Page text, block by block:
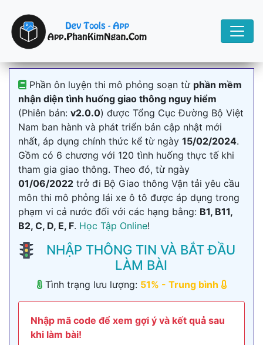
Phần ôn luyện thi mô phỏng soạn từ phần mềm
nhận diện tình huống giao thông nguy hiểm
(Phiên bản: v2.0.0) được Tổng Cục Đường Bộ Việt
Nam ban hành và phát triển bản cập nhật mới
nhất, áp dụng chính thức kể từ ngày 15/02/2024.
Gồm có 6 chương với 120 tình huống thực tế khi
tham gia giao thông. Theo đó, từ ngày
01/06/2022 trở đi Bộ Giao thông Vận tải yêu cầu
môn thi mô phỏng lái xe ô tô được áp dụng trong
phạm vi cả nước đối với các hạng bằng: B1, B11,
B2, C, D, E, F. Học Tập Online!
NHẬP THÔNG TIN VÀ BẮT ĐẦU
LÀM BÀI
Tình trạng lưu lượng: 51% - Trung bình
Nhập mã code để xem gợi ý và kết quả sau
khi làm bài!